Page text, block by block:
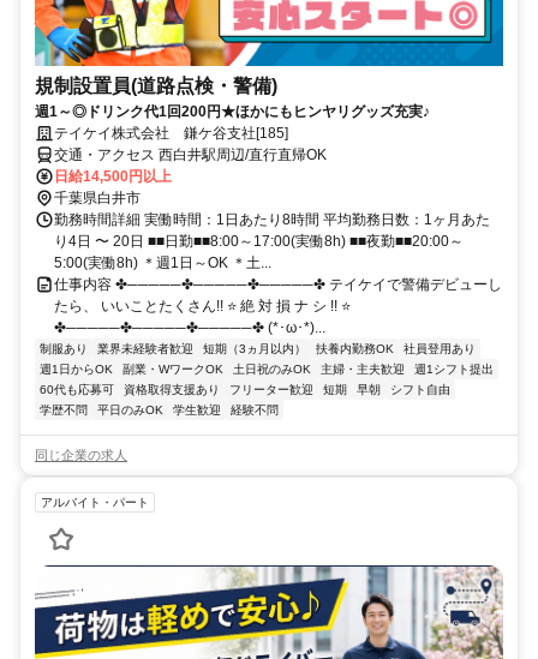
規制設置員(道路点検・警備)
週1～◎ドリンク代1回200円★ほかにもヒンヤリグッズ充実♪
テイケイ株式会社 鎌ケ谷支社[185]
交通・アクセス 西白井駅周辺/直行直帰OK
日給14,500円以上
千葉県白井市
勤務時間詳細 実働時間：1日あたり8時間 平均勤務日数：1ヶ月あた
り4日 〜 20日 ■■日勤■■8:00～17:00(実働8h) ■■夜勤■■20:00～
5:00(実働8h) ＊週1日～OK ＊土...
仕事内容 ✤─────✤─────✤─────✤ テイケイで警備デビューし
たら、 いいことたくさん!! ⭐ 絶 対 損 ナ シ !! ⭐
✤─────✤─────✤─────✤ (*･ω･*)...
制服あり 業界未経験者歓迎 短期（3ヵ月以内） 扶養内勤務OK
社員登用あり
週1日からOK
副業・WワークOK 土日祝のみOK 主婦・主夫歓迎
週1シフト提出
60代も応募可
資格取得支援あり フリーター歓迎 短期 早朝
シフト自由
学歴不問
平日のみOK 学生歓迎 経験不問
同じ企業の求人
アルバイト・パート